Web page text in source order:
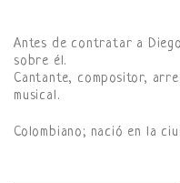
Antes de contratar a
sobre él.
Cantante, compositor,
musical.
Colombiano; nació en la